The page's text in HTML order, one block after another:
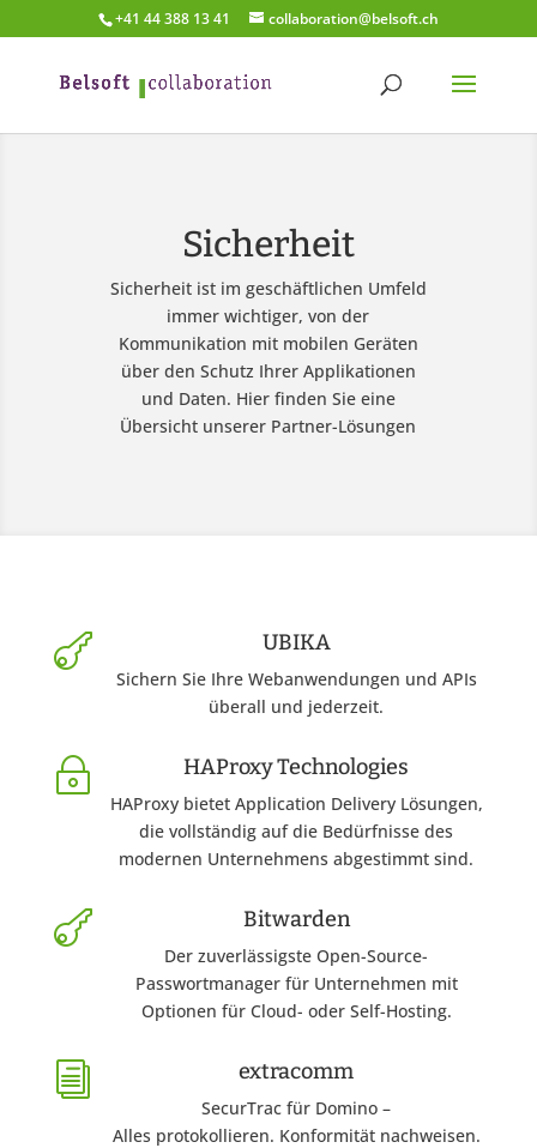
+41 44 388 13 41 collaboration@belsoft.ch
Sicherheit
Sicherheit ist im geschäftlichen Umfeld
immer wichtiger, von der
Kommunikation mit mobilen Geräten
über den Schutz Ihrer Applikationen
und Daten. Hier finden Sie eine
Übersicht unserer Partner-Lösungen
 UBIKA
Sichern Sie Ihre Webanwendungen und APIs
überall und jederzeit.
~ HAProxy Technologies
HAProxy bietet Application Delivery Lösungen,
die vollständig auf die Bedürfnisse des
modernen Unternehmens abgestimmt sind.
 Bitwarden
Der zuverlässigste Open-Source-
Passwortmanager für Unternehmen mit
Optionen für Cloud- oder Self-Hosting.
i extracomm
SecurTrac für Domino –
Alles protokollieren. Konformität nachweisen.